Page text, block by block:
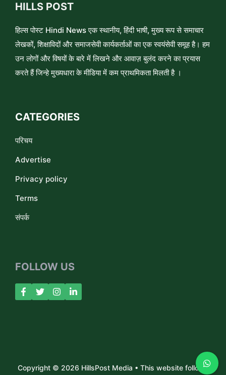
HILLS POST
हिल्स पोस्ट Hindi News एक स्थानीय, हिंदी भाषी, मुख्य रूप से समाचार
लेखकों, शिक्षाविदों और समाजसेवी कार्यकर्ताओं का एक स्वयंसेवी समूह है। हम
उन लोगों और विषयों के बारे में लिखने और आवाज़ बुलंद करने का प्रयास
करते हैं जिन्हे मुख्यधारा के मीडिया में कम प्राथमिकता मिलती है ।
CATEGORIES
परिचय
Advertise
Privacy policy
Terms
संपर्क
FOLLOW US
Copyright © 2026 HillsPost Media • This website follows